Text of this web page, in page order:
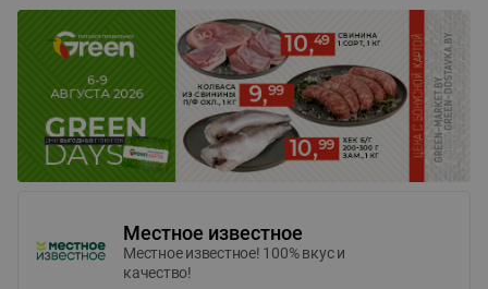
Местное известное
Местное известное! 100% вкус и
качество!